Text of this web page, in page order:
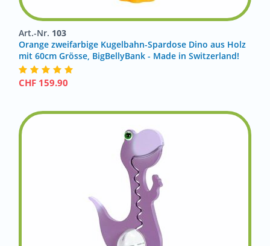
Art.-Nr. 103
Orange zweifarbige Kugelbahn-Spardose Dino aus Holz
mit 60cm Grösse, BigBellyBank - Made in Switzerland!
CHF 159.90